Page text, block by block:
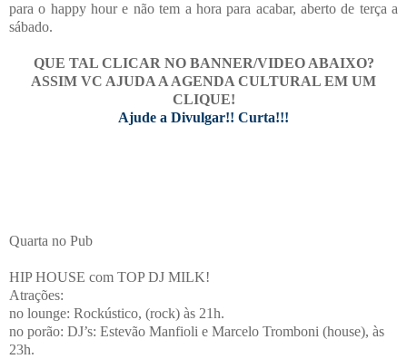
para o happy hour e não tem a hora para acabar, aberto de terça a
sábado.
QUE TAL CLICAR NO BANNER/VIDEO ABAIXO?
ASSIM VC AJUDA A AGENDA CULTURAL EM UM
CLIQUE!
Ajude a Divulgar!! Curta!!!
Quarta no Pub
HIP HOUSE com TOP DJ MILK!
Atrações:
no lounge: Rockústico, (rock) às 21h.
no porão: DJ’s: Estevão Manfioli e Marcelo Tromboni (house), às
23h.